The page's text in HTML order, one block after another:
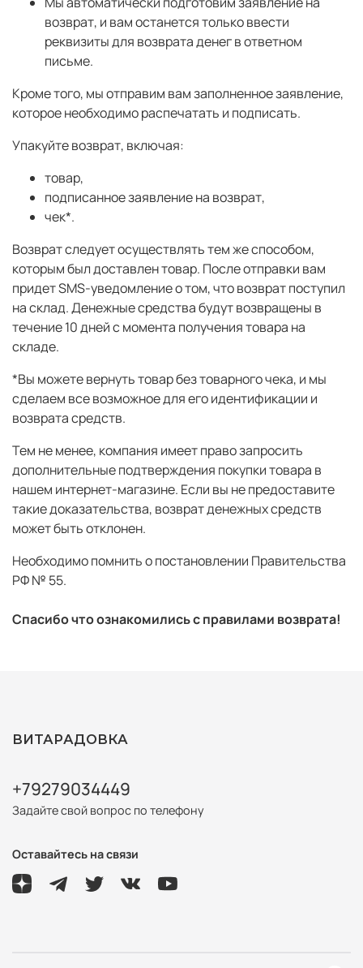
возврат, и вам останется только ввести
реквизиты для возврата денег в ответном
письме.
Кроме того, мы отправим вам заполненное заявление,
которое необходимо распечатать и подписать.
Упакуйте возврат, включая:
товар,
подписанное заявление на возврат,
чек*.
Возврат следует осуществлять тем же способом,
которым был доставлен товар. После отправки вам
придет SMS-уведомление о том, что возврат поступил
на склад. Денежные средства будут возвращены в
течение 10 дней с момента получения товара на
складе.
*Вы можете вернуть товар без товарного чека, и мы
сделаем все возможное для его идентификации и
возврата средств.
Тем не менее, компания имеет право запросить
дополнительные подтверждения покупки товара в
нашем интернет-магазине. Если вы не предоставите
такие доказательства, возврат денежных средств
может быть отклонен.
Необходимо помнить о постановлении Правительства
РФ № 55.
Спасибо что ознакомились с правилами возврата!
ВИТАРАДОВКА
+79279034449
Задайте свой вопрос по телефону
Оставайтесь на связи